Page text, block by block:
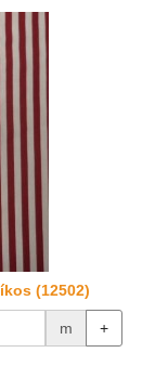
(12502)
m +